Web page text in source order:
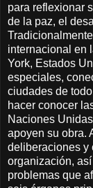
para reflexionar
de la paz, el
internacional en
York, Estados
especiales,
ciudades de
hacer conocer
Naciones
apoyen su obra.
deliberaciones y
organización,
problemas que